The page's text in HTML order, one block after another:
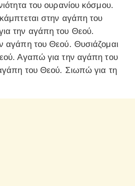
του ουρανίου κόσμου.
στην αγάπη του
την αγάπη του Θεού.
αγάπη του Θεού. Θυσιάζομαι
Αγαπώ για την αγάπη του
του Θεού. Σιωπώ για τη